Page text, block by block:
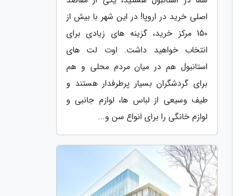
اصلی خرید در اروپا! در این شهر با بیش از
150 مرکز خرید، گزینه های زیادی برای
انتخاب خواهید داشت. اوت لت های
استانبول هم در میان مردم محلی و هم
برای گردشگران بسیار پرطرفدار هستند و
طیف وسیعی از لباس ها، لوازم جانبی و
لوازم خانگی را برای انواع سن و...